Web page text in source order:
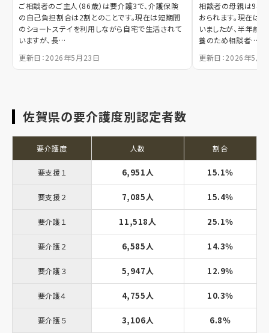
ご相談者のご主人（86歳）は要介護3で、介護保険
の自己負担割合は2割とのことです。現在は短期間
のショートステイを利用しながら自宅で生活されて
いますが、長…
更新日：2026年5月23日
相談者の母親は94
おられます。現在は
いましたが、半年前
養のため相談者…
更新日：2026年5月
佐賀県の要介護度別認定者数
要介護度 人数 割合
要支援１ 6,951人 15.1％
要支援２ 7,085人 15.4％
要介護１ 11,518人 25.1％
要介護２ 6,585人 14.3％
要介護３ 5,947人 12.9％
要介護４ 4,755人 10.3％
要介護５ 3,106人 6.8％